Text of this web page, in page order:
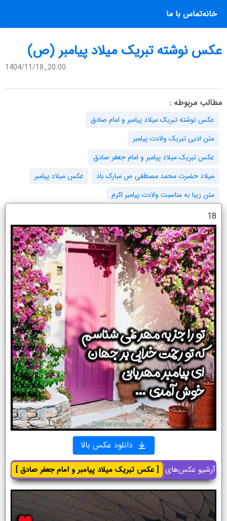
خانهتماس با ما
عکس نوشته تبریک میلاد پیامبر (ص)
1404/11/18_20:00
مطالب مربوطه :
عکس نوشته تبریک میلاد پیامبر و امام صادق
متن ادبی تبریک ولادت پیامبر
عکس تبریک میلاد پیامبر و امام جعفر صادق
میلاد حضرت محمد مصطفی ص مبارک باد
عکس میلاد پیامبر
متن زیبا به مناسبت ولادت پیامبر اکرم
18
دانلود عکس بالا
آرشیو عکس‌های [ عکس تبریک میلاد پیامبر و امام جعفر صادق ]